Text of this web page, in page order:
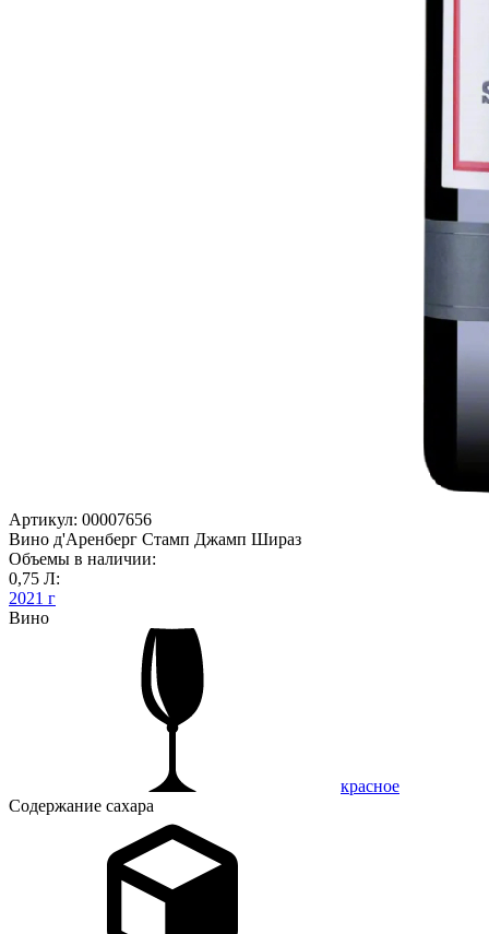
Артикул: 00007656
Вино д'Аренберг Стамп Джамп Шираз
Объемы в наличии:
0,75 Л:
2021 г
Вино
красное
Содержание сахара